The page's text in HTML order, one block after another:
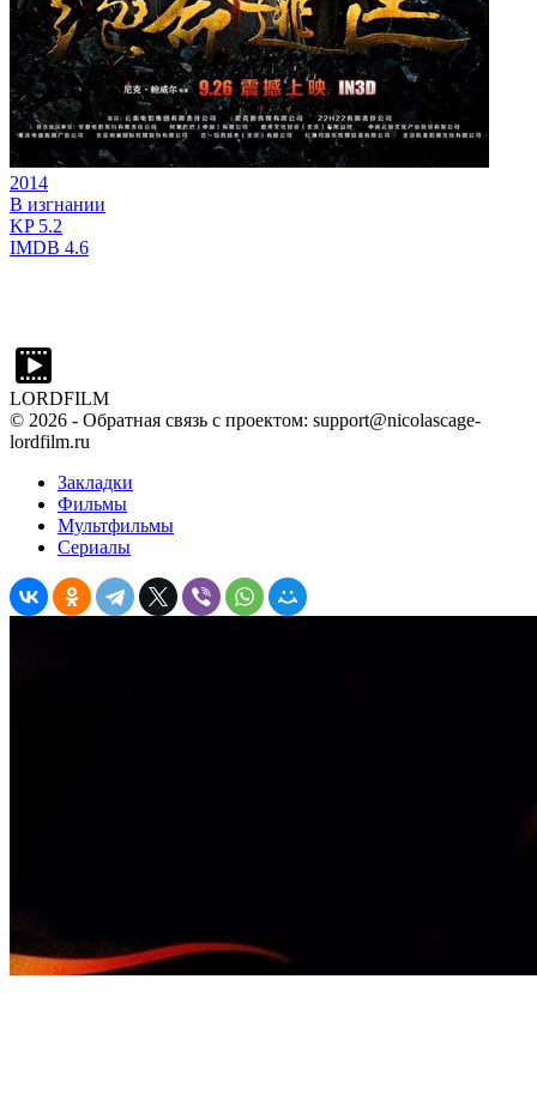
2014
В изгнании
KP5.2
IMDB 4.6
LORDFILM
© 2026 - Обратная связь с проектом: support@nicolascage-
lordfilm.ru
Закладки
Фильмы
Мультфильмы
Сериалы